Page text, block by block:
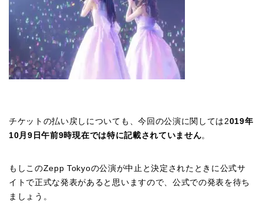
チケットの払い戻しについても、今回の公演に関しては2019年
10月9 日午前9時現在では特に記載されていません。
もしこのZepp Tokyoの公演が中止と決定されたときに公式サ
イトで正式な発表があると思いますので、公式での発表を待ち
ましょう。